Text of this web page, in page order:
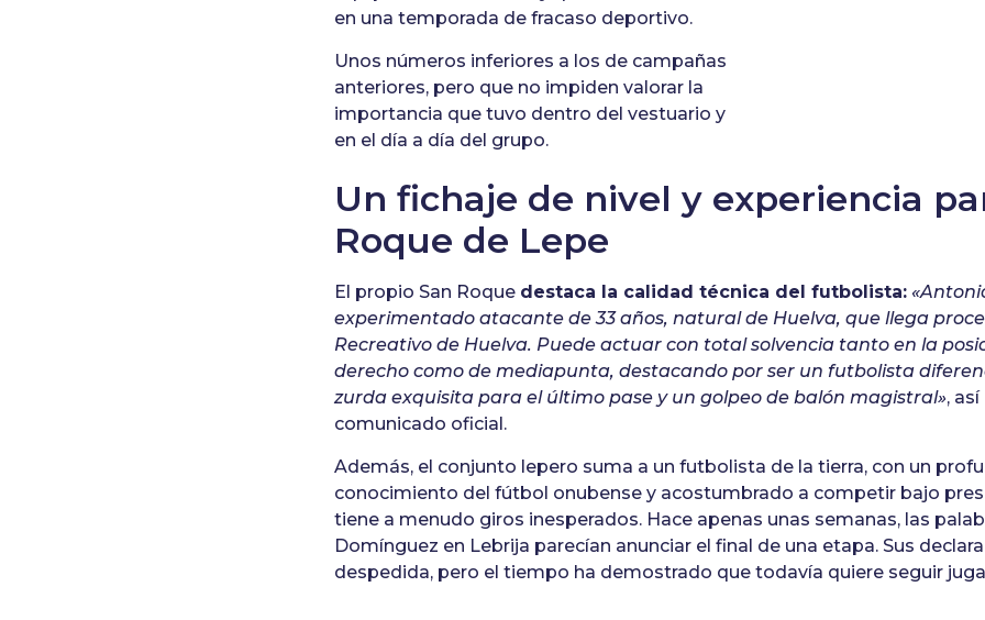
en una temporada de fracaso deportivo.
Unos números inferiores a los de campañas
anteriores, pero que no impiden valorar la
importancia que tuvo dentro del vestuario y
en el día a día del grupo.
Un fichaje de nivel y experiencia
Roque de Lepe
El propio San Roque destaca la calidad técnica del futbolista:
experimentado atacante de 33 años, natural de Huelva, que llega
Recreativo de Huelva. Puede actuar con total solvencia tanto en la
derecho como de mediapunta, destacando por ser un futbolista
zurda exquisita para el último pase y un golpeo de balón magistral»,
comunicado oficial.
Además, el conjunto lepero suma a un futbolista de la tierra, con un
conocimiento del fútbol onubense y acostumbrado a competir bajo
tiene a menudo giros inesperados. Hace apenas unas semanas, las
Domínguez en Lebrija parecían anunciar el final de una etapa. Sus
despedida, pero el tiempo ha demostrado que todavía quiere seguir